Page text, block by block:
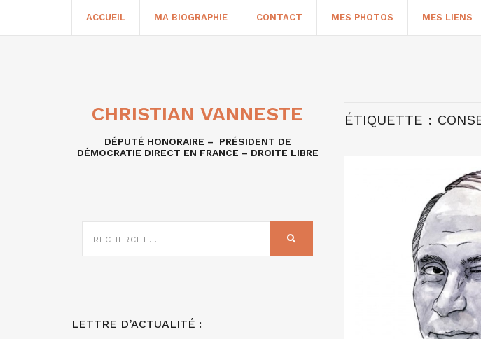
ACCUEIL MA BIOGRAPHIE CONTACT MES PHOTOS MES LIENS
ÉTIQUETTE :
CHRISTIAN VANNESTE
DÉPUTÉ HONORAIRE – PRÉSIDENT DE
DÉMOCRATIE DIRECT EN FRANCE – DROITE LIBRE
SUR
LETTRE D’ACTUALITÉ :